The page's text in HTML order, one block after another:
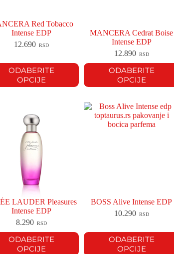
Red Tobacco
Intense EDP
12.690 RSD
ODABERITE
OPCIJE
MANCERA Cedrat Boise
Intense EDP
12.890 RSD
ODABERITE
OPCIJE
LAUDER Pleasures
Intense EDP
8.290 RSD
ODABERITE
OPCIJE
BOSS Alive Intense EDP
10.290 RSD
ODABERITE
OPCIJE